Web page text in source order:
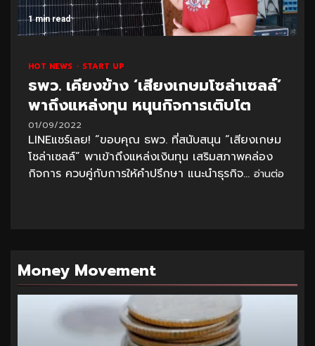
1 min read
HOT NEWS START UP
ธพว. เคียงข้าง ‘เสียงเกษมโซล่าเซลล์’
พาถึงแหล่งทุน หนุนกิจการเติบโต
01/09/2022
LINEแชร์เลย! “ขอบคุณ ธพว. ที่สนับสนุน “เสียงเกษม
โซล่าเซลล์” พาเข้าถึงแหล่งเงินทุน เสริมสภาพคล่อง
กิจการ ควบคู่กับการให้คำปรึกษา แนะนำธุรกิจ... อ่านต่อ
Money Movement